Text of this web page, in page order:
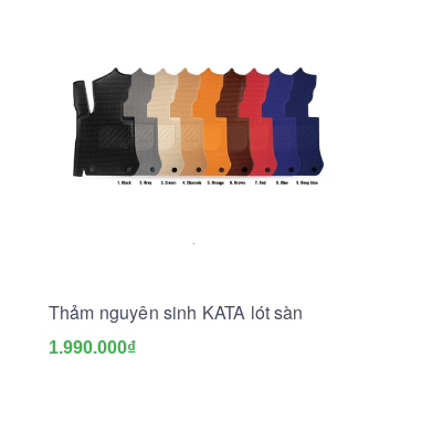
Thảm nguyên sinh KATA lót sàn
1.990.000₫